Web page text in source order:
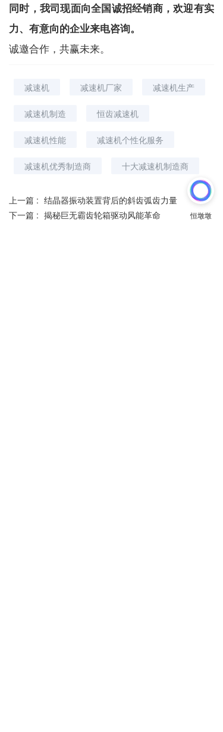
同时，我司现面向全国诚招经销商，欢迎有实
力、有意向的企业来电咨询。
诚邀合作，共赢未来。
减速机 减速机厂家 减速机生产
减速机制造 恒齿减速机
减速机性能 减速机个性化服务
减速机优秀制造商 十大减速机制造商
上一篇 : 结晶器振动装置背后的斜齿弧齿力量
下一篇 : 揭秘巨无霸齿轮箱驱动风能革命